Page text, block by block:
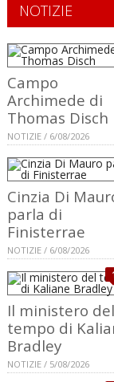
NOTIZIE
Campo
Archimede di
Thomas Disch
NOTIZIE / 6/08/2026
Cinzia Di
parla di
Finisterrae
NOTIZIE / 6/08/2026
Il ministero del
tempo di
Bradley
NOTIZIE / 5/08/2026